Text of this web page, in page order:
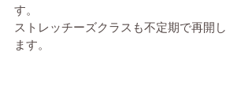
す。
ストレッチーズクラスも不定期で再開し
ます。